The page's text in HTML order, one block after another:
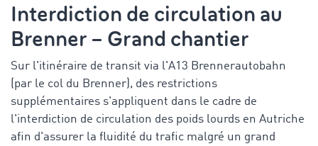
Interdiction de circulation au
Brenner – Grand chantier
Sur l'itinéraire de transit via l'A13 Brennerautobahn
(par le col du Brenner), des restrictions
supplémentaires s'appliquent dans le cadre de
l'interdiction de circulation des poids lourds en Autriche
afin d'assurer la fluidité du trafic malgré un grand